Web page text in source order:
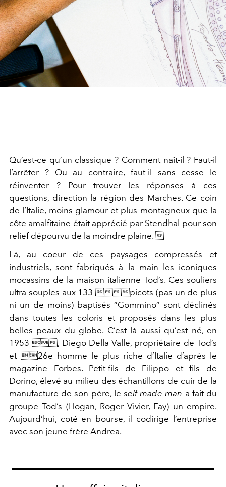
Qu’est-ce qu’un classique ? Comment naît-il ? Faut-il
l’arrêter ? Ou au contraire, faut-il sans cesse le
réinventer ? Pour trouver les réponses à ces
questions, direction la région des Marches. Ce coin
de l’Italie, moins glamour et plus montagneux que la
côte amalfitaine était apprécié par Stendhal pour son
relief dépourvu de la moindre plaine.
Là, au coeur de ces paysages compressés et
industriels, sont fabriqués à la main les iconiques
mocassins de la maison italienne Tod’s. Ces souliers
ultra-souples aux 133 picots (pas un de plus
ni un de moins) baptisés “Gommino” sont déclinés
dans toutes les coloris et proposés dans les plus
belles peaux du globe. C’est là aussi qu’est né, en
1953 , Diego Della Valle, propriétaire de Tod’s
et 26e homme le plus riche d’Italie d’après le
magazine Forbes. Petit-fils de Filippo et fils de
Dorino, élevé au milieu des échantillons de cuir de la
manufacture de son père, leself-made man a fait du
groupe Tod’s (Hogan, Roger Vivier, Fay) un empire.
Aujourd’hui, coté en bourse, il codirige l’entreprise
avec son jeune frère Andrea.